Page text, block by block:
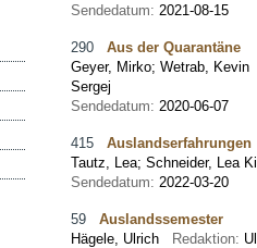
Sendedatum: 2021-08-15
290 Aus der Quarantäne
Geyer, Mirko; Wetrab, Kevin
Sergej
Sendedatum: 2020-06-07
415 Auslandserfahrungen
Tautz, Lea; Schneider, Lea
Sendedatum: 2022-03-20
59 Auslandssemester
Hägele, Ulrich
Redaktion: